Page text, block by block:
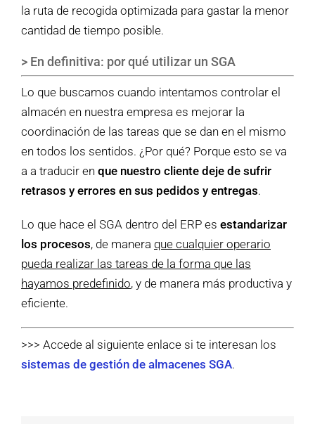
la ruta de recogida optimizada para gastar la menor
cantidad de tiempo posible.
> En definitiva: por qué utilizar un SGA
Lo que buscamos cuando intentamos controlar el
almacén en nuestra empresa es mejorar la
coordinación de las tareas que se dan en el mismo
en todos los sentidos. ¿Por qué? Porque esto se va
a a traducir en que nuestro cliente deje de sufrir
retrasos y errores en sus pedidos y entregas.
Lo que hace el SGA dentro del ERP es estandarizar
los procesos, de manera que cualquier operario
pueda realizar las tareas de la forma que las
hayamos predefinido, y de manera más productiva y
eficiente.
>>> Accede al siguiente enlace si te interesan los
sistemas de gestión de almacenes SGA.